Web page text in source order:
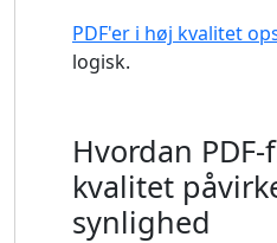
PDF'er i høj kvalitet
logisk.
Hvordan
kvalitet
synlighed